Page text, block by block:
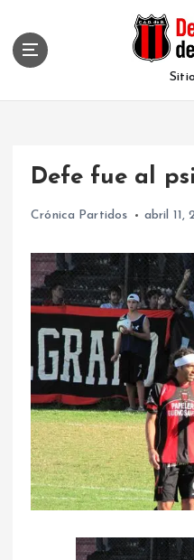
Defe fue al
Crónica Partidos abril 11,